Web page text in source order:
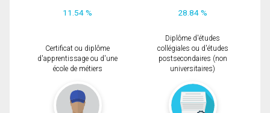
11.54 % 28.84 %
Certificat ou diplôme
d'apprentissage ou d'une
école de métiers
Diplôme d'études
collégiales ou d'études
postsecondaires (non
universitaires)